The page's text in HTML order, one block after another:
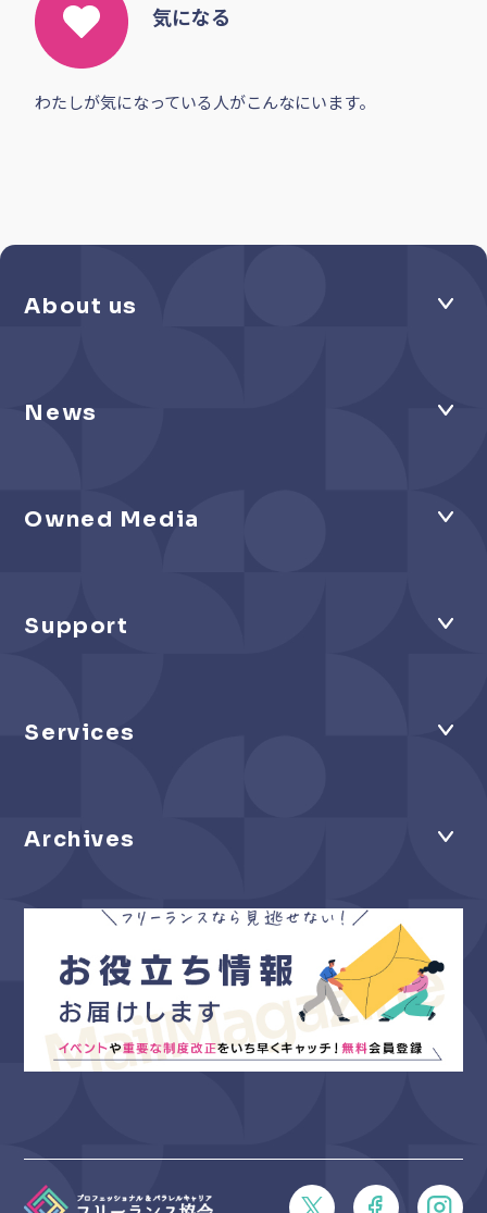
気になる
わたしが気になっている人がこんなにいます。
About us
News
Owned Media
Support
Services
Archives